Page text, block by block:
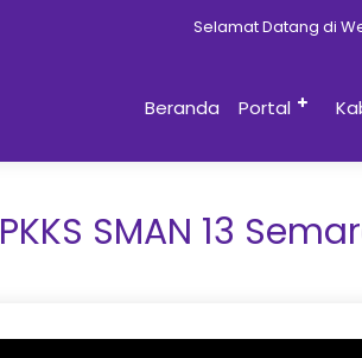
Selamat Datang di
Beranda Portal
PKKS SMAN 13